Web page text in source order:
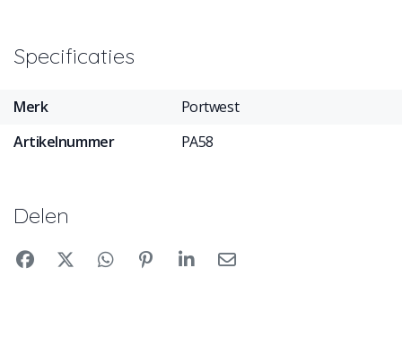
Specificaties
Merk
Portwest
Artikelnummer
PA58
Delen